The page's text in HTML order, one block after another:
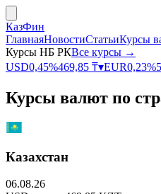
КазФин
ГлавнаяНовостиСтатьиКурсы
Курсы НБ РКВсе курсы →
USD0,45%469,85 ₸▾EUR0,23%
Курсы валют по
Казахстан
06.08.26